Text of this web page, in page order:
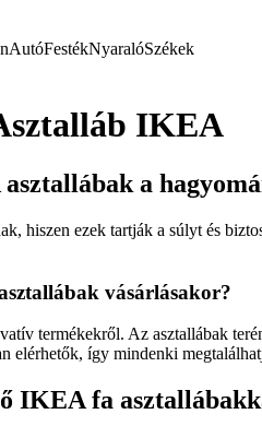
AutóFestékNyaralóSzékek
IKEA
a
hiszen ezek tartják a súlyt és
vásárlásakor?
termékekről. Az asztallábak
elérhetők, így mindenki
IKEA fa